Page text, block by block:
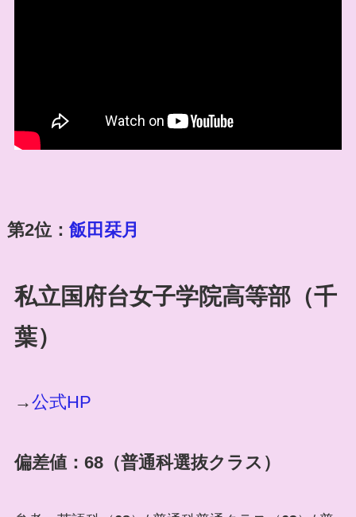
第2位： 飯田栞月
私立国府台女子学院高等部（千
葉）
→公式HP
偏差値：68（普通科選抜クラス）